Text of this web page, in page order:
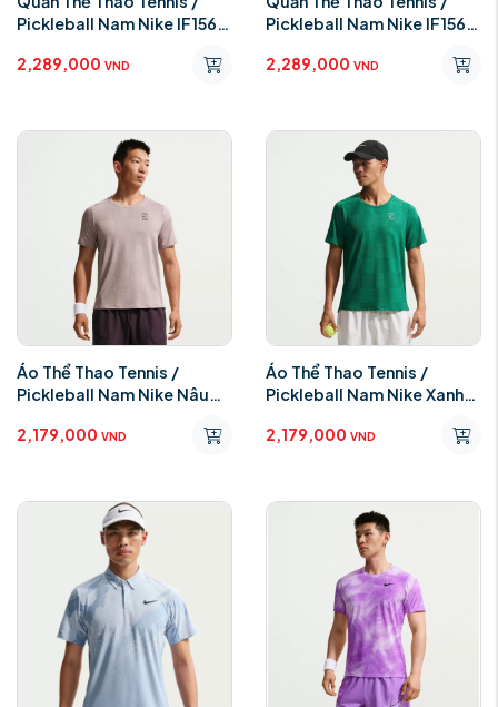
Pickleball Nam Nike IF1561-
2,289,000 VND
Pickleball Nam Nike IF1561-
2,289,000 VND
Áo Thể Thao Tennis /
Pickleball Nam Nike Nâu
2,179,000 VND
Áo Thể Thao Tennis /
Pickleball Nam Nike Xanh
2,179,000 VND